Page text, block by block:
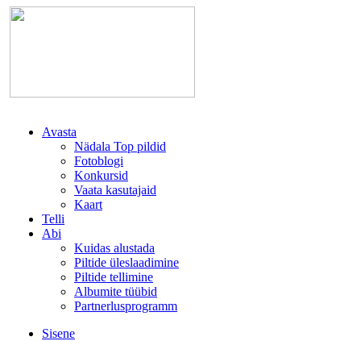
Avasta
Nädala Top pildid
Fotoblogi
Konkursid
Vaata kasutajaid
Kaart
Telli
Abi
Kuidas alustada
Piltide üleslaadimine
Piltide tellimine
Albumite tüübid
Partnerlusprogramm
Sisene